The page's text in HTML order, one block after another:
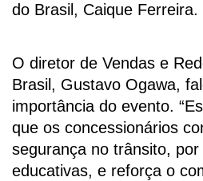
do Brasil, Caique Ferreira.
O diretor de Vendas e
Brasil, Gustavo Ogawa,
importância do evento.
que os concessionários
segurança no trânsito,
educativas, e reforça o